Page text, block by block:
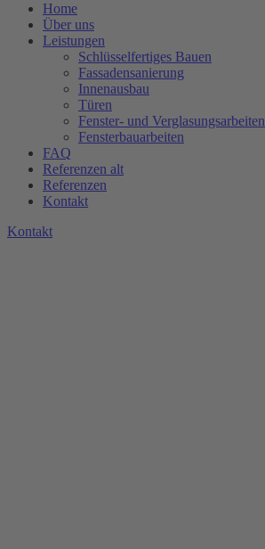
Home
Über uns
Leistungen
Schlüsselfertiges Bauen
Fassadensanierung
Innenausbau
Türen
Fenster- und Verglasungsarbeiten
Fensterbauarbeiten
FAQ
Referenzen alt
Referenzen
Kontakt
Kontakt